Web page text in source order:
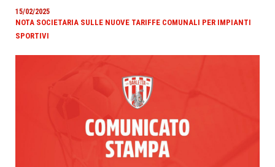
15/02/2025
NOTA SOCIETARIA SULLE NUOVE TARIFFE COMUNALI PER IMPIANTI
SPORTIVI